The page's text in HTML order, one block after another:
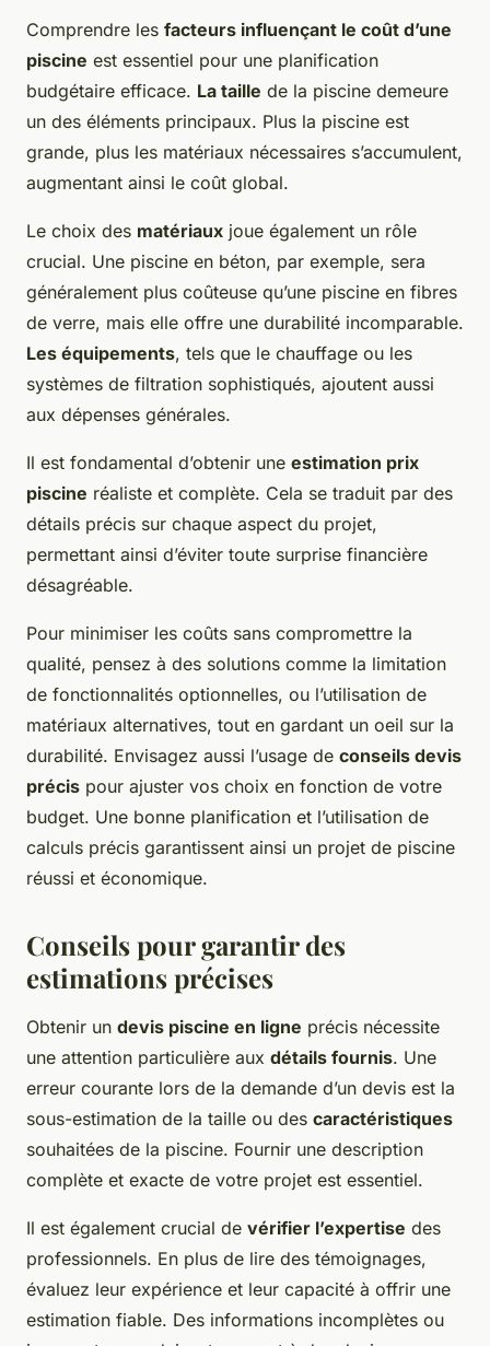
Comprendre les facteurs influençant le coût d’une
piscine est essentiel pour une planification
budgétaire efficace. La taille de la piscine demeure
un des éléments principaux. Plus la piscine est
grande, plus les matériaux nécessaires s’accumulent,
augmentant ainsi le coût global.
Le choix des matériaux joue également un rôle
crucial. Une piscine en béton, par exemple, sera
généralement plus coûteuse qu’une piscine en fibres
de verre, mais elle offre une durabilité incomparable.
Les équipements, tels que le chauffage ou les
systèmes de filtration sophistiqués, ajoutent aussi
aux dépenses générales.
Il est fondamental d’obtenir une estimation prix
piscine réaliste et complète. Cela se traduit par des
détails précis sur chaque aspect du projet,
permettant ainsi d’éviter toute surprise financière
désagréable.
Pour minimiser les coûts sans compromettre la
qualité, pensez à des solutions comme la limitation
de fonctionnalités optionnelles, ou l’utilisation de
matériaux alternatives, tout en gardant un oeil sur la
durabilité. Envisagez aussi l’usage de conseils devis
précis pour ajuster vos choix en fonction de votre
budget. Une bonne planification et l’utilisation de
calculs précis garantissent ainsi un projet de piscine
réussi et économique.
Conseils pour garantir des
estimations précises
Obtenir un devis piscine en ligne précis nécessite
une attention particulière aux détails fournis. Une
erreur courante lors de la demande d’un devis est la
sous-estimation de la taille ou des caractéristiques
souhaitées de la piscine. Fournir une description
complète et exacte de votre projet est essentiel.
Il est également crucial de vérifier l’expertise des
professionnels. En plus de lire des témoignages,
évaluez leur expérience et leur capacité à offrir une
estimation fiable. Des informations incomplètes ou